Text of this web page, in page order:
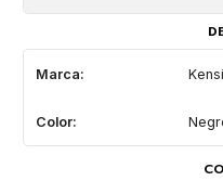
Marca:
Color: